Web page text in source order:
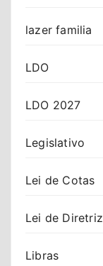
lazer familia
LDO
LDO 2027
Legislativo
Lei de Cotas
Lei de
Libras